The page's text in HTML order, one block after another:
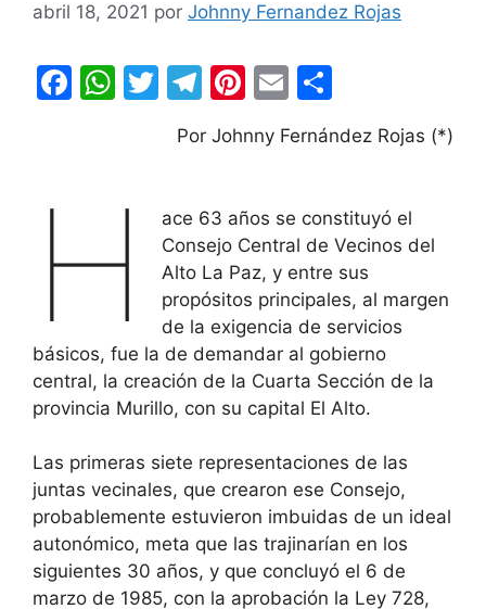
abril 18, 2021 por Johnny Fernandez Rojas
F
o
W
A
p
T
w
itt
T
el
e
a
m
Pi
er
st
E
m
ai
o
m
ar
tir
Por Johnny Fernández Rojas (*)
H
ace 63 años se constituyó el
Consejo Central de Vecinos del
Alto La Paz, y entre sus
propósitos principales, al margen
de la exigencia de servicios
básicos, fue la de demandar al gobierno
central, la creación de la Cuarta Sección de la
provincia Murillo, con su capital El Alto.
Las primeras siete representaciones de las
juntas vecinales, que crearon ese Consejo,
probablemente estuvieron imbuidas de un ideal
autonómico, meta que las trajinarían en los
siguientes 30 años, y que concluyó el 6 de
marzo de 1985, con la aprobación la Ley 728,